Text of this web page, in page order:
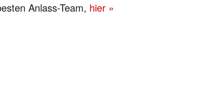
Anlass-Team, hier »